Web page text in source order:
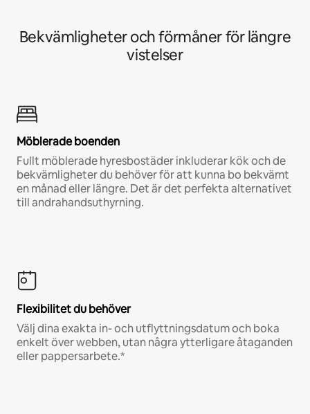
Bekvämligheter och förmåner för längre
vistelser
Möblerade boenden
Fullt möblerade hyresbostäder inkluderar kök och de
bekvämligheter du behöver för att kunna bo bekvämt
en månad eller längre. Det är det perfekta alternativet
till andrahandsuthyrning.
Flexibilitet du behöver
Välj dina exakta in- och utflyttningsdatum och boka
enkelt över webben, utan några ytterligare åtaganden
eller pappersarbete.*